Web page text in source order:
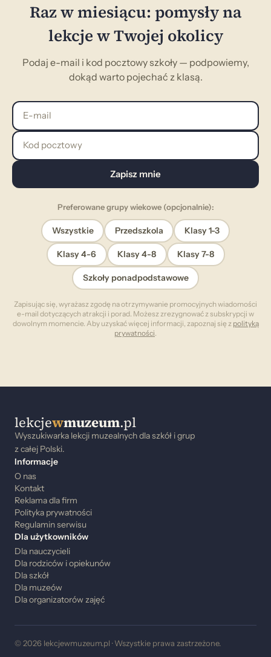
Raz w miesiącu: pomysły na
lekcje w Twojej okolicy
Podaj e-mail i kod pocztowy szkoły — podpowiemy,
dokąd warto pojechać z klasą.
E-mail
Kod pocztowy
Zapisz mnie
Preferowane grupy wiekowe (opcjonalnie):
Wszystkie Przedszkola Klasy 1-3
Klasy 4-6 Klasy 4-8 Klasy 7-8
Szkoły ponadpodstawowe
Zapisując się, wyrażasz zgodę na otrzymywanie promocyjnych wiadomości
e-mail dotyczących atrakcji i porad. Możesz zrezygnować z subskrypcji w
dowolnym momencie. Aby uzyskać więcej informacji, zapoznaj się z polityką
prywatności
lekcjewmuzeum.pl
Wyszukiwarka lekcji muzealnych dla szkół i grup
z całej Polski.
Informacje
O nas
Kontakt
Reklama dla firm
Polityka prywatności
Regulamin serwisu
Dla użytkowników
Dla nauczycieli
Dla rodziców i opiekunów
Dla szkół
Dla muzeów
Dla organizatorów zajęć
© 2026 lekcjewmuzeum.pl · Wszystkie prawa zastrzeżone.